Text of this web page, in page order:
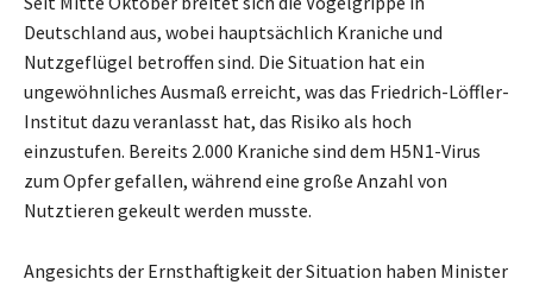
Deutschland aus, wobei hauptsächlich Kraniche und
Nutzgeflügel betroffen sind. Die Situation hat ein
ungewöhnliches Ausmaß erreicht, was das Friedrich-Löffler-
Institut dazu veranlasst hat, das Risiko als hoch
einzustufen. Bereits 2.000 Kraniche sind dem H5N1-Virus
zum Opfer gefallen, während eine große Anzahl von
Nutztieren gekeult werden musste.
Angesichts der Ernsthaftigkeit der Situation haben Minister